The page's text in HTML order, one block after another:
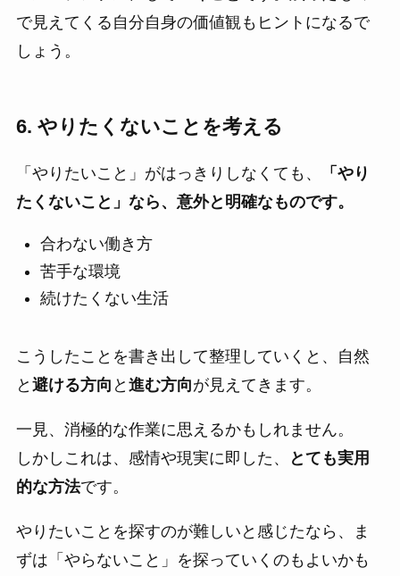
で見えてくる自分自身の価値観もヒントになるで
しょう。
6. やりたくないことを考える
「やりたいこと」がはっきりしなくても、
「やり
たくないこと」なら、意外と明確なものです。
合わない働き方
苦手な環境
続けたくない生活
こうしたことを書き出して整理していくと、自然
と 避ける方向 と 進む方向が見えてきます。
一見、消極的な作業に思えるかもしれません。
しかしこれは、感情や現実に即した、
とても実用
的な方法です。
やりたいことを探すのが難しいと感じたなら、ま
ずは「やらないこと」を探っていくのもよいかも